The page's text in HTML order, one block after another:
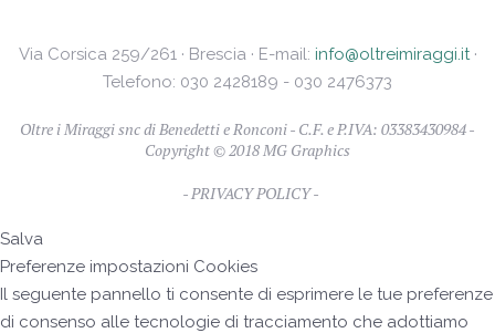
Via Corsica 259/261 · Brescia · E-mail: info@oltreimiraggi.it·
Telefono: 030 2428189 - 030 2476373
Oltre i Miraggi snc di Benedetti e Ronconi - C.F. e P.IVA: 03383430984 -
Copyright © 2018 MG Graphics
- PRIVACY POLICY -
Salva
Preferenze impostazioni Cookies
Il seguente pannello ti consente di esprimere le tue preferenze
di consenso alle tecnologie di tracciamento che adottiamo